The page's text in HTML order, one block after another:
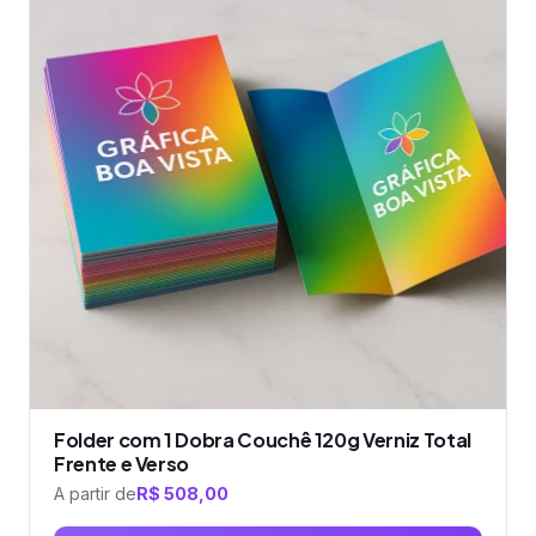
variantes.
As
opções
podem
ser
escolhidas
página
produto
Folder com 1 Dobra Couchê 120g Verniz Total
Frente e Verso
A partir deR$ 508,00